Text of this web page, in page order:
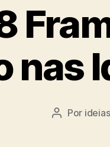
nas
Autor
Por ideias